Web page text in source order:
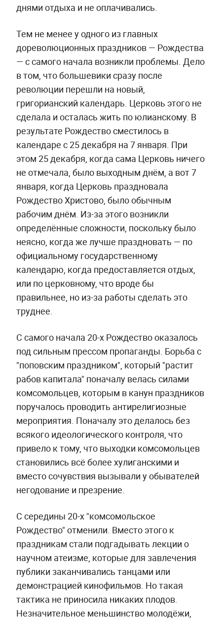
днями отдыха и не оплачивались.
Тем не менее у одного из главных
дореволюционных праздников — Рождества
— с самого начала возникли проблемы. Дело
в том, что большевики сразу после
революции перешли на новый,
григорианский календарь. Церковь этого не
сделала и осталась жить по юлианскому. В
результате Рождество сместилось в
календаре с 25 декабря на 7 января. При
этом 25 декабря, когда сама Церковь ничего
не отмечала, было выходным днём, а вот 7
января, когда Церковь праздновала
Рождество Христово, было обычным
рабочим днём. Из-за этого возникли
определённые сложности, поскольку было
неясно, когда же лучше праздновать — по
официальному государственному
календарю, когда предоставляется отдых,
или по церковному, что вроде бы
правильнее, но из-за работы сделать это
труднее.
С самого начала 20-х Рождество оказалось
под сильным прессом пропаганды. Борьба с
"поповским праздником", который "растит
рабов капитала" поначалу велась силами
комсомольцев, которым в канун праздников
поручалось проводить антирелигиозные
мероприятия. Поначалу это делалось без
всякого идеологического контроля, что
привело к тому, что выходки комсомольцев
становились всё более хулиганскими и
вместо сочувствия вызывали у обывателей
негодование и презрение.
С середины 20-х "комсомольское
Рождество" отменили. Вместо этого к
праздникам стали подгадывать лекции о
научном атеизме, которые для завлечения
публики заканчивались танцами или
демонстрацией кинофильмов. Но такая
тактика не приносила никаких плодов.
Незначительное меньшинство молодёжи,